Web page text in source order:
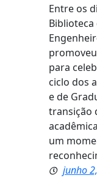
Entre os
Biblioteca
para
ciclo dos
e de
transição
um
junho